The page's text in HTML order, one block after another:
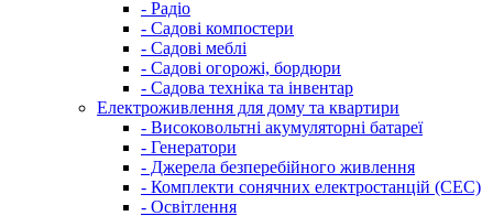
- Радіо
- Садові компостери
- Садові меблі
- Садові огорожі, бордюри
- Садова техніка та інвентар
Електроживлення для дому та квартири
- Високовольтні акумуляторні батареї
- Генератори
- Джерела безперебійного живлення
- Комплекти сонячних електростанцій (СЕС)
- Освітлення